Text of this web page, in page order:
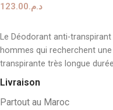
د.م.123.00
Le Déodorant anti-
hommes qui recherchent
transpirante très longue
Livraison
Partout au Maroc